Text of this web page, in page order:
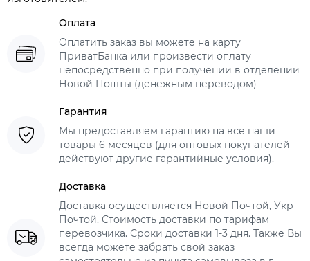
Оплата
Оплатить заказ вы можете на карту
ПриватБанка или произвести оплату
непосредственно при получении в отделении
Новой Пошты (денежным переводом)
Гарантия
Мы предоставляем гарантию на все наши
товары 6 месяцев (для оптовых покупателей
действуют другие гарантийные условия).
Доставка
Доставка осуществляется Новой Почтой, Укр
Почтой. Стоимость доставки по тарифам
перевозчика. Сроки доставки 1-3 дня. Также Вы
всегда можете забрать свой заказ